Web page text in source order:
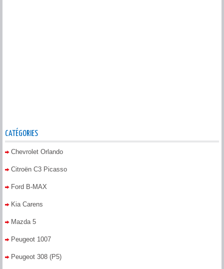
CATÉGORIES
Chevrolet Orlando
Citroën C3 Picasso
Ford B-MAX
Kia Carens
Mazda 5
Peugeot 1007
Peugeot 308 (P5)